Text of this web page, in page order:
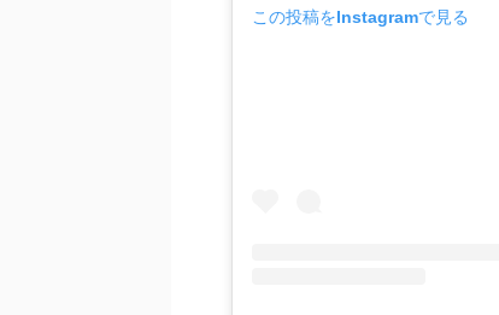
この投稿をInstagramで見る